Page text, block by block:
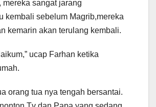
mereka sangat jarang
kembali sebelum Magrib,mereka
kemarin akan terulang kembali.
ucap Farhan ketika
orang tua nya tengah bersantai.